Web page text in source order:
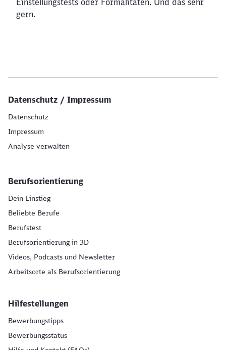
Einstellungstests oder Formalitäten. Und das sehr
gern.
Datenschutz / Impressum
Datenschutz
Impressum
Analyse verwalten
Berufsorientierung
Dein Einstieg
Beliebte Berufe
Berufstest
Berufsorientierung in 3D
Videos, Podcasts und Newsletter
Arbeitsorte als Berufsorientierung
Hilfestellungen
Bewerbungstipps
Bewerbungsstatus